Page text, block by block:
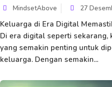
MindsetAbove 27
Keluarga di Era Digital
Di era digital seperti
yang semakin penting untuk
keluarga. Dengan semakin...